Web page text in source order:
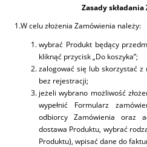
Zasady
1.W celu złożenia Zamówienia należy:
wybrać Produkt będący
kliknąć przycisk „Do koszyka”;
zalogować się lub skorzystać z
bez rejestracji;
jeżeli wybrano możliwość
wypełnić Formularz
odbiorcy Zamówienia oraz
dostawa Produktu, wybrać
Produktu), wpisać dane do